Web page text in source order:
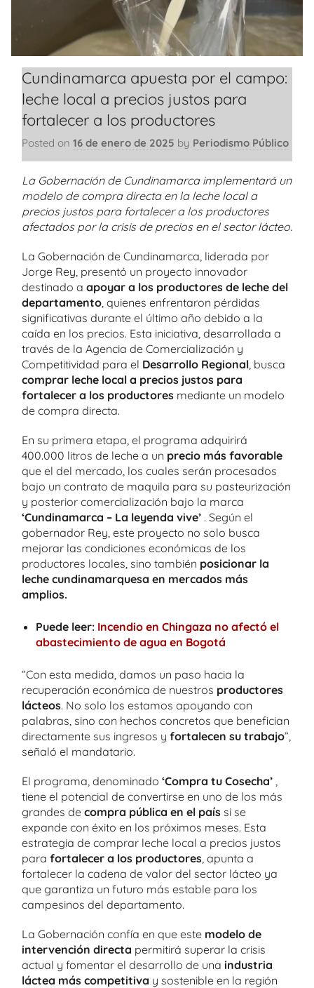
Cundinamarca apuesta por el campo:
leche local a precios justos para
fortalecer a los productores
Posted on 16 de enero de 2025 by Periodismo Público
La Gobernación de Cundinamarca implementará un
modelo de compra directa en la leche local a
precios justos para fortalecer a los productores
afectados por la crisis de precios en el sector lácteo.
La Gobernación de Cundinamarca, liderada por
Jorge Rey, presentó un proyecto innovador
destinado a apoyar a los productores de leche del
departamento , quienes enfrentaron pérdidas
significativas durante el último año debido a la
caída en los precios. Esta iniciativa, desarrollada a
través de la Agencia de Comercialización y
Competitividad para el Desarrollo Regional , busca
comprar leche local a precios justos para
fortalecer a los productores mediante un modelo
de compra directa.
En su primera etapa, el programa adquirirá
400.000 litros de leche a un precio más favorable
que el del mercado, los cuales serán procesados ​​
bajo un contrato de maquila para su pasteurización
y posterior comercialización bajo la marca
‘Cundinamarca – La leyenda vive’ . Según el
gobernador Rey, este proyecto no solo busca
mejorar las condiciones económicas de los
productores locales, sino también posicionar la
leche cundinamarquesa en mercados más
amplios.
Puede leer: Incendio en Chingaza no afectó el
abastecimiento de agua en Bogotá
“Con esta medida, damos un paso hacia la
recuperación económica de nuestros productores
lácteos. No solo los estamos apoyando con
palabras, sino con hechos concretos que benefician
directamente sus ingresos y fortalecen su trabajo”,
señaló el mandatario.
El programa, denominado ‘Compra tu Cosecha’
tiene el potencial de convertirse en uno de los más
grandes de compra pública en el país si se
expande con éxito en los próximos meses. Esta
estrategia de comprar leche local a precios justos
para fortalecer a los productores , apunta a
fortalecer la cadena de valor del sector lácteo ya
que garantiza un futuro más estable para los
campesinos del departamento.
La Gobernación confía en que este modelo de
intervención directa permitirá superar la crisis
actual y fomentar el desarrollo de una industria
láctea más competitiva y sostenible en la región